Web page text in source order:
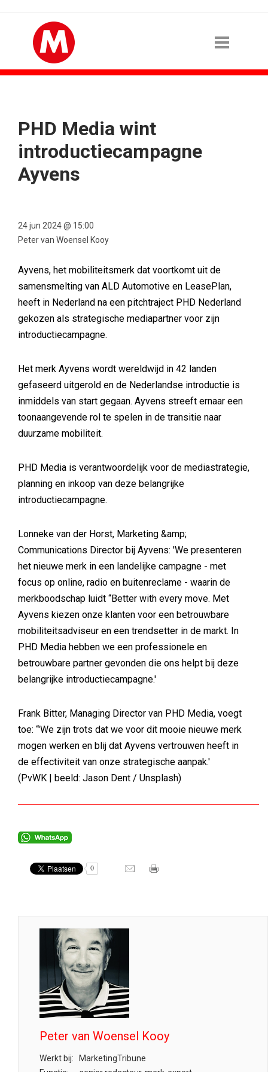
PHD Media wint
introductiecampagne
Ayvens
24 jun 2024 @ 15:00
Peter van Woensel Kooy
Ayvens, het mobiliteitsmerk dat voortkomt uit de
samensmelting van ALD Automotive en LeasePlan,
heeft in Nederland na een pitchtraject PHD Nederland
gekozen als strategische mediapartner voor zijn
introductiecampagne.
Het merk Ayvens wordt wereldwijd in 42 landen
gefaseerd uitgerold en de Nederlandse introductie is
inmiddels van start gegaan. Ayvens streeft ernaar een
toonaangevende rol te spelen in de transitie naar
duurzame mobiliteit.
PHD Media is verantwoordelijk voor de mediastrategie,
planning en inkoop van deze belangrijke
introductiecampagne.
Lonneke van der Horst, Marketing &amp;
Communications Director bij Ayvens: 'We presenteren
het nieuwe merk in een landelijke campagne - met
focus op online, radio en buitenreclame - waarin de
merkboodschap luidt “Better with every move. Met
Ayvens kiezen onze klanten voor een betrouwbare
mobiliteitsadviseur en een trendsetter in de markt. In
PHD Media hebben we een professionele en
betrouwbare partner gevonden die ons helpt bij deze
belangrijke introductiecampagne.'
Frank Bitter, Managing Director van PHD Media, voegt
toe: “'We zijn trots dat we voor dit mooie nieuwe merk
mogen werken en blij dat Ayvens vertrouwen heeft in
de effectiviteit van onze strategische aanpak.'
(PvWK | beeld: Jason Dent / Unsplash)
0
Peter van Woensel Kooy
Werkt bij:
MarketingTribune